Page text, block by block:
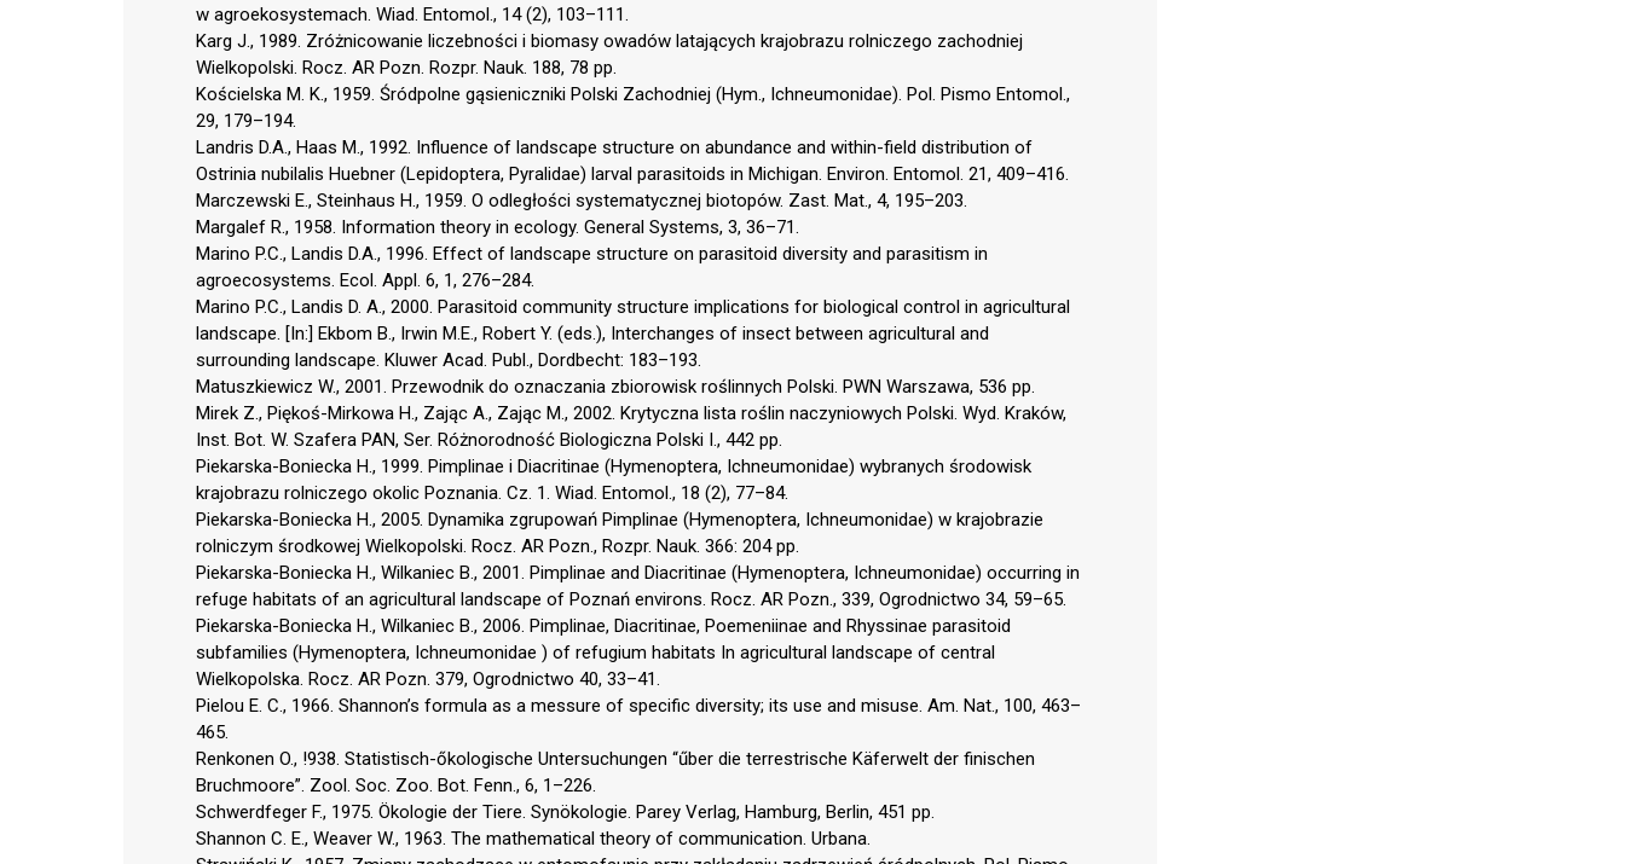
w agroekosystemach. Wiad. Entomol., 14 (2), 103–111.
Karg J., 1989. Zróżnicowanie liczebności i biomasy owadów latających krajobrazu rolniczego zachodniej
Wielkopolski. Rocz. AR Pozn. Rozpr. Nauk. 188, 78 pp.
Kościelska M. K., 1959. Śródpolne gąsieniczniki Polski Zachodniej (Hym., Ichneumonidae). Pol. Pismo Entomol.,
29, 179–194.
Landris D.A., Haas M., 1992. Influence of landscape structure on abundance and within-field distribution of
Ostrinia nubilalis Huebner (Lepidoptera, Pyralidae) larval parasitoids in Michigan. Environ. Entomol. 21, 409–416.
Marczewski E., Steinhaus H., 1959. O odległości systematycznej biotopów. Zast. Mat., 4, 195–203.
Margalef R., 1958. Information theory in ecology. General Systems, 3, 36–71.
Marino P.C., Landis D.A., 1996. Effect of landscape structure on parasitoid diversity and parasitism in
agroecosystems. Ecol. Appl. 6, 1, 276–284.
Marino P.C., Landis D. A., 2000. Parasitoid community structure implications for biological control in agricultural
landscape. [In:] Ekbom B., Irwin M.E., Robert Y. (eds.), Interchanges of insect between agricultural and
surrounding landscape. Kluwer Acad. Publ., Dordbecht: 183–193.
Matuszkiewicz W., 2001. Przewodnik do oznaczania zbiorowisk roślinnych Polski. PWN Warszawa, 536 pp.
Mirek Z., Piękoś-Mirkowa H., Zając A., Zając M., 2002. Krytyczna lista roślin naczyniowych Polski. Wyd. Kraków,
Inst. Bot. W. Szafera PAN, Ser. Różnorodność Biologiczna Polski I., 442 pp.
Piekarska-Boniecka H., 1999. Pimplinae i Diacritinae (Hymenoptera, Ichneumonidae) wybranych środowisk
krajobrazu rolniczego okolic Poznania. Cz. 1. Wiad. Entomol., 18 (2), 77–84.
Piekarska-Boniecka H., 2005. Dynamika zgrupowań Pimplinae (Hymenoptera, Ichneumonidae) w krajobrazie
rolniczym środkowej Wielkopolski. Rocz. AR Pozn., Rozpr. Nauk. 366: 204 pp.
Piekarska-Boniecka H., Wilkaniec B., 2001. Pimplinae and Diacritinae (Hymenoptera, Ichneumonidae) occurring in
refuge habitats of an agricultural landscape of Poznań environs. Rocz. AR Pozn., 339, Ogrodnictwo 34, 59–65.
Piekarska-Boniecka H., Wilkaniec B., 2006. Pimplinae, Diacritinae, Poemeniinae and Rhyssinae parasitoid
subfamilies (Hymenoptera, Ichneumonidae ) of refugium habitats In agricultural landscape of central
Wielkopolska. Rocz. AR Pozn. 379, Ogrodnictwo 40, 33–41.
Pielou E. C., 1966. Shannon’s formula as a messure of specific diversity; its use and misuse. Am. Nat., 100, 463–
465.
Renkonen O., !938. Statistisch-őkologische Untersuchungen “űber die terrestrische Käferwelt der finischen
Bruchmoore”. Zool. Soc. Zoo. Bot. Fenn., 6, 1–226.
Schwerdfeger F., 1975. Ökologie der Tiere. Synökologie. Parey Verlag, Hamburg, Berlin, 451 pp.
Shannon C. E., Weaver W., 1963. The mathematical theory of communication. Urbana.